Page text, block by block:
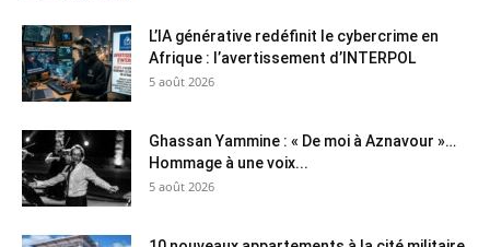
L’IA générative redéfinit le cybercrime en
Afrique : l’avertissement d’INTERPOL
5 août 2026
Ghassan Yammine : « De moi à Aznavour »…
Hommage à une voix...
5 août 2026